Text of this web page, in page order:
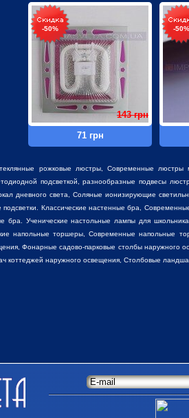
-50%
71 грн
143 грн
-50%
рожковые люстры, Современные люстры
подсветкой, разнообразные подвесы
дневного света, Соляные ионизирующие
подсветки. Классические настенные бра,
бра . Ученические настольные лампы для
напольные торшеры , Современные напольные
Фонарные садово-парковые столбы
коттеджей наружного освещения, Столбовые